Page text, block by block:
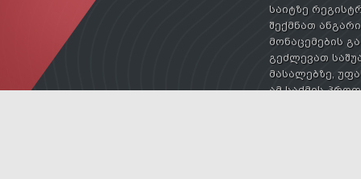
საიტზე
შექმნათ
მონაცემების
გეძლევათ
მასალებზე,
ამ საქმის